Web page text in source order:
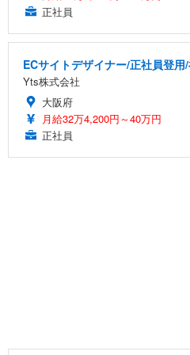
正社員
ECサイトデザイナー/正社員登
Yts株式会社
大阪府
月給32万4,200円～40万円
正社員